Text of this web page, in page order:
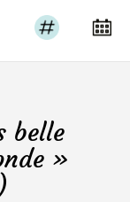
belle
»